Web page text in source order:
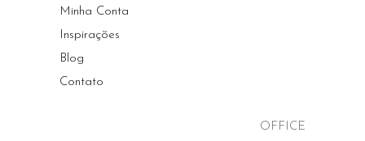
Minha Conta
Inspirações
Blog
Contato
OFFICE